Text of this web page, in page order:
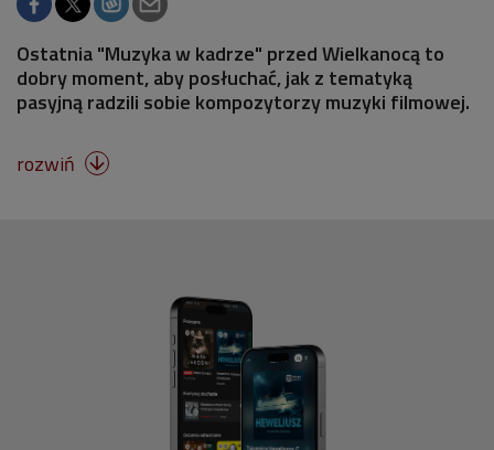
Ostatnia "Muzyka w kadrze" przed Wielkanocą to
dobry moment, aby posłuchać, jak z tematyką
pasyjną radzili sobie kompozytorzy muzyki filmowej.
rozwiń 